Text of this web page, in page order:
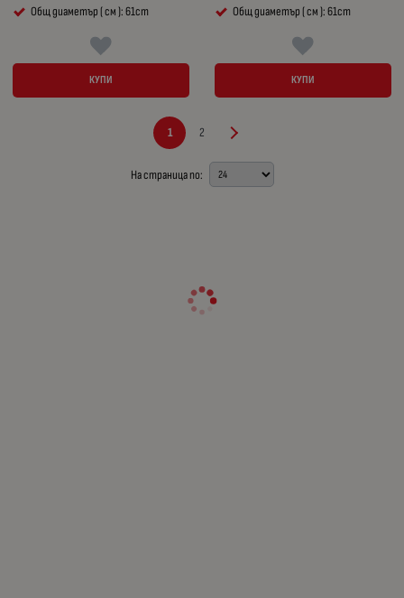
Общ диаметър ( см ): 61cm
КУПИ
Общ диаметър ( см ): 61cm
КУПИ
1 2
На страница по: